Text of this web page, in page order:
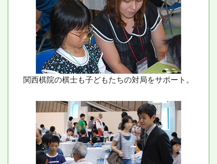
関西棋院の棋士も子どもたちの対局をサポート。